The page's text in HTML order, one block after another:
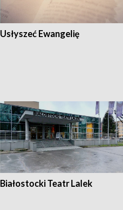
Usłyszeć Ewangelię
Białostocki Teatr Lalek